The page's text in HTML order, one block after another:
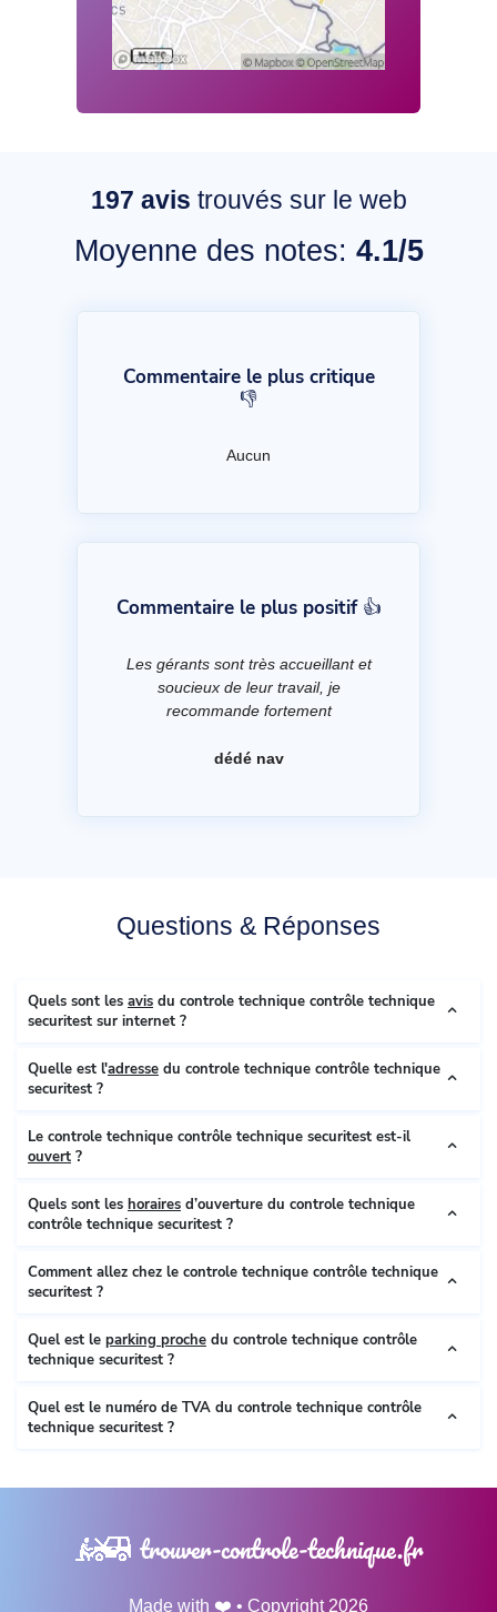
197 avis trouvés sur le web
Moyenne des notes: 4.1/5
Commentaire le plus critique
👎
Aucun
Commentaire le plus positif 👍
Les gérants sont très accueillant et
soucieux de leur travail, je
recommande fortement
dédé nav
Questions & Réponses
Quels sont les avis du controle technique contrôle technique
securitest sur internet ?
Quelle est l'adresse du controle technique contrôle technique
securitest ?
Le controle technique contrôle technique securitest est-il
ouvert ?
Quels sont les horaires d’ouverture du controle technique
contrôle technique securitest ?
Comment allez chez le controle technique contrôle technique
securitest ?
Quel est le parking proche du controle technique contrôle
technique securitest ?
Quel est le numéro de TVA du controle technique contrôle
technique securitest ?
trouver-controle-technique.fr
Made with ❤️ • Copyright 2026